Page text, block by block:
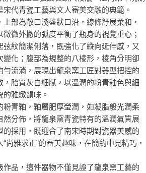
代青瓷工藝與文人審美交融的典範。
部為敞口淺盤狀口沿，線條舒展柔和，
微外撇的弧度平衡了瓶身的視覺重心；
紋簡潔俐落，既強化了縱向延伸感，又
變化；腹部為規整的八棱形，棱角分明卻
勻流淌，展現出龍泉窯工匠對器型把控的
胎質灰白細膩，以溫潤的粉青釉色與細
雅緻韻味。
粉青釉，釉層肥厚瑩潤，如凝脂般光潤柔
然分佈，將龍泉窯青瓷特有的溫潤氣質展
的採用，既迎合了南宋時期對瓷器美感的
尚雅求正”的審美趣味，在簡約中見精巧，
作品，這件器物不僅見證了龍泉窯工藝的